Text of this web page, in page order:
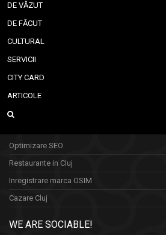
DE VĂZUT
DE FĂCUT
CULTURAL
SERVICII
CITY CARD
ARTICOLE
Optimizare SEO
Restaurante in Cluj
Inregistrare marca OSIM
Cazare Cluj
WE ARE SOCIABLE!